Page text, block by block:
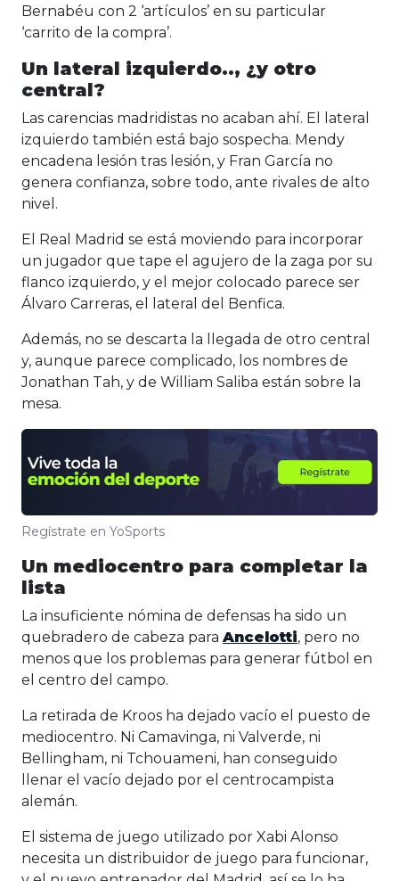
Bernabéu con 2 ‘artículos’ en su particular
‘carrito de la compra’.
Un lateral izquierdo.., ¿y otro
central?
Las carencias madridistas no acaban ahí. El lateral
izquierdo también está bajo sospecha. Mendy
encadena lesión tras lesión, y Fran García no
genera confianza, sobre todo, ante rivales de alto
nivel.
El Real Madrid se está moviendo para incorporar
un jugador que tape el agujero de la zaga por su
flanco izquierdo, y el mejor colocado parece ser
Álvaro Carreras, el lateral del Benfica.
Además, no se descarta la llegada de otro central
y, aunque parece complicado, los nombres de
Jonathan Tah, y de William Saliba están sobre la
mesa.
Regístrate en YoSports
Un mediocentro para completar la
lista
La insuficiente nómina de defensas ha sido un
quebradero de cabeza paraAncelotti, pero no
menos que los problemas para generar fútbol en
el centro del campo.
La retirada de Kroos ha dejado vacío el puesto de
mediocentro. Ni Camavinga, ni Valverde, ni
Bellingham, ni Tchouameni, han conseguido
llenar el vacío dejado por el centrocampista
alemán.
El sistema de juego utilizado por Xabi Alonso
necesita un distribuidor de juego para funcionar,